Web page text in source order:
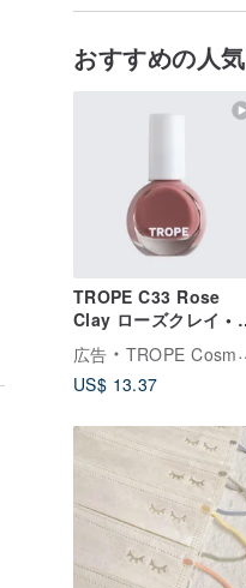
おすすめの人
TROPE C33 Rose
Clay ローズクレイ •
性ネイルカラー
広告
TROPE Cosmetics
US$ 13.37